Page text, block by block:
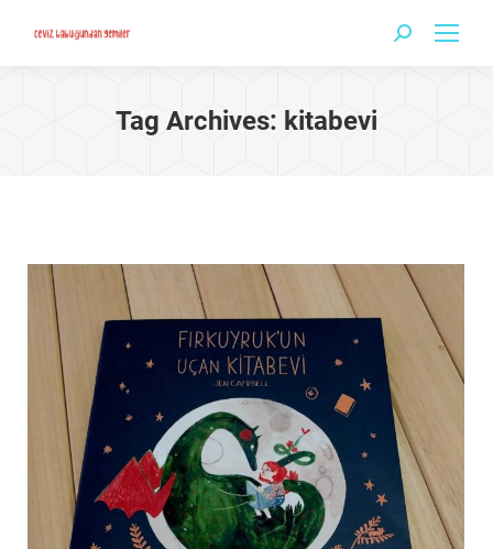
Search:
Tag Archives: kitabevi